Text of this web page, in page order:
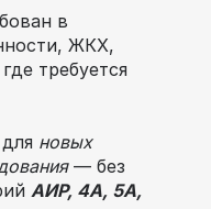
в
ЖКХ,
требуется
новых
— без
АИР, 4А, 5А,